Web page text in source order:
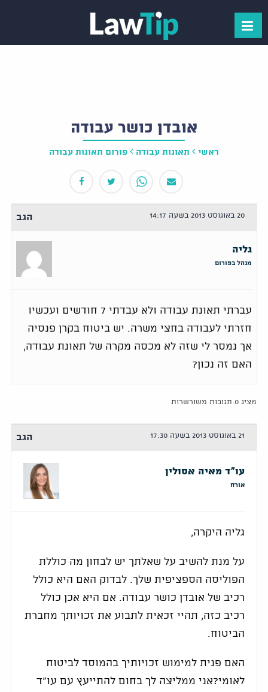
אובדן כושר עבודה
ראשי תאונות עבודה פורום תאונות עבודה
20 באוגוסט 2013 בשעה 14:17 הגב
גליה
מנהל בפורום
עברתי תאונת עבודה ולא עבדתי 7 חודשים ועכשיו
חזרתי לעבודה בחצי משרה. יש ביטוח בקרן פנסיה
אך נמסר לי שזה לא מכסה מקרה של תאונת עבודה,
האם זה נכון?
מציג 0 תגובות משורשרות
21 באוגוסט 2013 בשעה 17:30 הגב
עו"ד מאיה אסולין
אורח
גליה היקרה,
על מנת להשיב על שאלתך יש לבחון מה כוללת
הפוליסה הספציפית שלך. לבדוק האם היא כולל
רכיב של אובדן כושר עבודה. אם היא אכן כולל
רכיב כזה, תהיי זכאית לתבוע את זכויותך מחברת
הביטוח.
האם פנית למימוש זכויותיך בהמוסד לביטוח
לאומי?אני ממליצה לך בחום להתייעץ עם עו"ד